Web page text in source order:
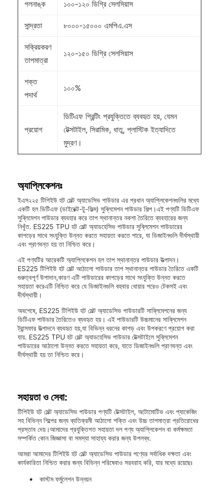
গলনাঙ্ক ১০০-১২০ ডিগ্রি সেলসিয়াস
সান্দ্রতা ৮০০০-১৫০০০ এমপিএ.এস
সক্রিয়করণ
তাপমাত্রা
১২০-১৫০ ডিগ্রি সেলসিয়াস
শক্ত
পদার্থ
১০০%
প্রয়োগ
ডিটিএফ প্রিন্টিং প্রযুক্তিতে ব্যবহৃত হয়, যেমন
টেক্সটাইল, সিরামিক, ধাতু, প্লাস্টিক ইত্যাদিতে
মুদ্রণ।
অ্যাপ্লিকেশনঃ
ইএস২২৫ টিপিইউ হট মেল্ট অ্যাডেসিভ পাউডার এর প্রধান অ্যাপ্লিকেশনগুলির মধ্যে
একটি হল ডিটিএফ (ডাইরেক্ট-টু-ফিল্ম) সুব্লিমেশন পাউডার শিল্প।এই পণ্যটি ডিটিএফ
সুব্লিমেশন পাউডার ব্যবহার করে তাপ স্থানান্তর নকশা তৈরিতে ব্যবহারের জন্য
নিখুঁত. ES225 TPU হট মেল্ট অ্যাডহেসিভ পাউডার সুব্লিমেশন পাউডারের
কাপড়ের সাথে সংযুক্তি উন্নত করতে সহায়তা করতে পারে, যা ডিজাইনগুলি দীর্ঘস্থায়ী
এবং প্রাণবন্ত হয় তা নিশ্চিত করে।
এই পণ্যটির আরেকটি অ্যাপ্লিকেশন হল তাপ স্থানান্তর পাউডার উত্পাদন।
ES225 টিপিইউ হট মেল্ট আঠালো পাউডার তাপ স্থানান্তর পাউডার তৈরিতে একটি
গুরুত্বপূর্ণ উপাদান,কারণ এটি পাউডারের কাপড়ের সাথে সংযুক্তি উন্নত করতে
সহায়তা করেএটি নিশ্চিত করে যে ডিজাইনগুলি বহুবার ধোয়ার পরেও টেকসই এবং
দীর্ঘস্থায়ী।
অবশেষে, ES225 টিপিইউ হট মেল্ট অ্যাডেসিভ পাউডারটি সাব্লিমেশনের জন্য
ডিটিএফ পাউডার তৈরিতেও ব্যবহৃত হয়। এই পাউডারটি উচ্চমানের সাব্লিমেশন
ট্রান্সফার উত্পাদনে ব্যবহৃত হয়,যা বিভিন্ন ধরনের কাপড় এবং উপকরণে প্রয়োগ করা
যায়. ES225 TPU হট মেল্ট অ্যাডহেসিভ পাউডার টেক্সটাইলে সুব্লিমেশন
পাউডারের আঠালো উন্নত করতে সহায়তা করে, যাতে ডিজাইনগুলি প্রাণবন্ত এবং
দীর্ঘস্থায়ী হয় তা নিশ্চিত করে।
সহায়তা ও সেবা:
টিপিইউ হট মেল্ট অ্যাডেসিভ পাউডার পণ্যটি টেক্সটাইল, অটোমোটিভ এবং প্যাকেজিং
সহ বিভিন্ন শিল্পের জন্য ব্যতিক্রমী আঠালো শক্তি এবং উচ্চ তাপমাত্রা প্রতিরোধের
প্রস্তাব দেয়।আমাদের প্রযুক্তিগত সহায়তা দল পণ্য অ্যাপ্লিকেশন বা কর্মক্ষমতা
সম্পর্কিত কোন জিজ্ঞাসা বা সমস্যা সাহায্য করার জন্য উপলব্ধ.
আমরা আমাদের টিপিইউ হট মেল্ট অ্যাডেসিভ পাউডার পণ্যের সর্বাধিক দক্ষতা এবং
কার্যকারিতা নিশ্চিত করার জন্য বিভিন্ন পরিষেবাও সরবরাহ করি, যার মধ্যে রয়েছেঃ
কাস্টম ফর্মুলেশন উন্নয়ন